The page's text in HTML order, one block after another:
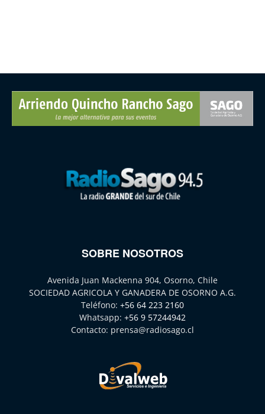
SOBRE NOSOTROS
Avenida Juan Mackenna 904, Osorno, Chile
SOCIEDAD AGRICOLA Y GANADERA DE OSORNO A.G.
Teléfono: +56 64 223 2160
Whatsapp: +56 9 57244942
Contacto: prensa@radiosago.cl